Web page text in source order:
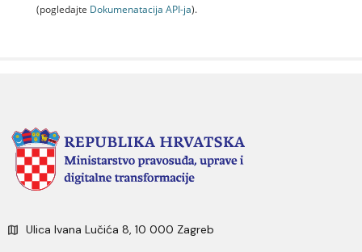
(pogledajte Dokumenаtаcijа API-jа).